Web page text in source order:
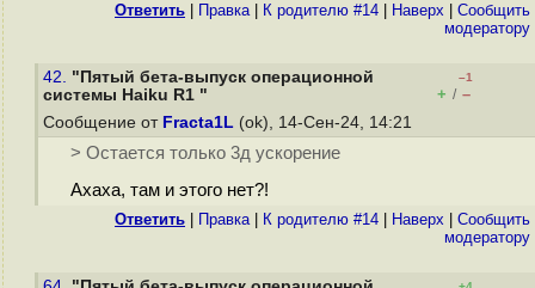
Ответить Правка| К родителю #14 Наверх
Cообщить
модератору
42. "Пятый бета-выпуск операционной
системы Haiku R1 "
–1
+ / –
Сообщение от Fracta1L (ok), 14-Сен-24, 14:21
> Остается только 3д ускорение
Ахаха, там и этого нет?!
Ответить Правка| К родителю #14 Наверх
Cообщить
модератору